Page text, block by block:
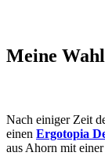
Meine
Nach einiger Zeit
einen Ergotopia
aus Ahorn mit